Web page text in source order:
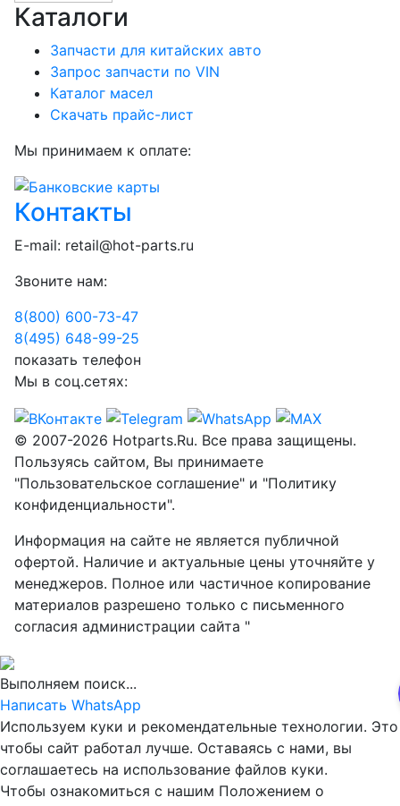
Каталоги
Запчасти для китайских авто
Запрос запчасти по VIN
Каталог масел
Скачать прайс-лист
Мы принимаем к оплате:
Контакты
E-mail: retail@hot-parts.ru
Звоните нам:
8(800) 600-73-47
8(495) 648-99-25
показать телефон
Мы в соц.сетях:
© 2007-2026 Hotparts.Ru. Все права защищены.
Пользуясь сайтом, Вы принимаете
"Пользовательское соглашение" и "Политику
конфиденциальности".
Информация на сайте не является публичной
офертой. Наличие и актуальные цены уточняйте у
менеджеров. Полное или частичное копирование
материалов разрешено только с письменного
согласия администрации сайта "
Выполняем поиск...
Написать WhatsApp
Используем куки и рекомендательные технологии. Это
чтобы сайт работал лучше. Оставаясь с нами, вы
соглашаетесь на использование файлов куки.
Чтобы ознакомиться с нашим Положением о